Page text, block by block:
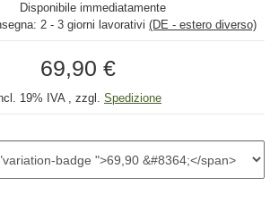
Disponibile immediatamente
2 - 3 giorni lavorativi (DE - estero diverso)
69,90 €
19% IVA , zzgl. Spedizione